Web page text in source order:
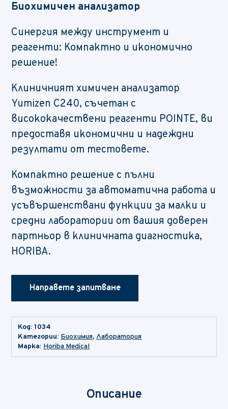
Биохимичен анализатор
Синергия между инструмент и
реагенти: Компактно и икономично
решение!
Клиничният химичен анализатор
Yumizen C240, съчетан с
висококачествени реагенти POINTE, ви
предоставя икономични и надеждни
резултати от тестовете.
Компактно решение с пълни
възможности за автоматична работа и
усъвършенствани функции за малки и
средни лаборатории от вашия доверен
партньор в клиничната диагностика,
HORIBA.
Направете запитване
Код:1034
Категории: Биохимия,Лаборатория
Марка: Horiba Medical
Описание